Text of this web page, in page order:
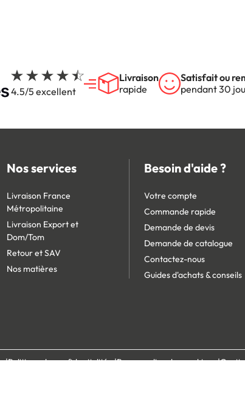
4.5/5 excellent
Livraison
rapide
Satisfait ou
pendant 30
Nos services
Livraison France
Métropolitaine
Livraison Export et
Dom/Tom
Retour et SAV
Nos matières
Besoin d'aide ?
Votre compte
Commande rapide
Demande de devis
Demande de catalogue
Contactez-nous
Guides d'achats & conseils
Politique de confidentialité Personnaliser les cookies